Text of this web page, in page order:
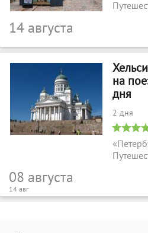
14 августа
на
дня
2 дня
08 августа
14 авг